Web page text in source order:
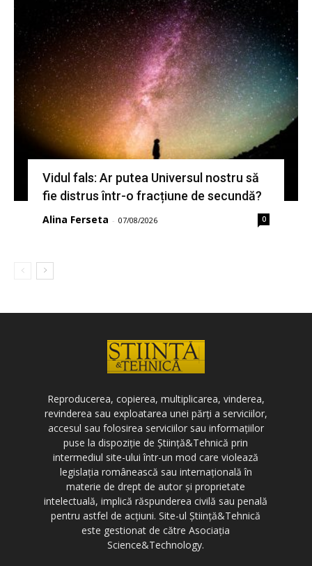
Vidul fals: Ar putea Universul nostru să
fie distrus într-o fracțiune de secundă?
Alina Ferseta - 07/08/2026 0
Reproducerea, copierea, multiplicarea, vinderea,
revinderea sau exploatarea unei părți a serviciilor,
accesul sau folosirea serviciilor sau informațiilor
puse la dispoziție de Știință&Tehnică prin
intermediul site-ului într-un mod care violează
legislația românească sau internațională în
materie de drept de autor și proprietate
intelectuală, implică răspunderea civilă sau penală
pentru astfel de acțiuni. Site-ul Știință&Tehnică
este gestionat de către Asociația
Science&Technology.